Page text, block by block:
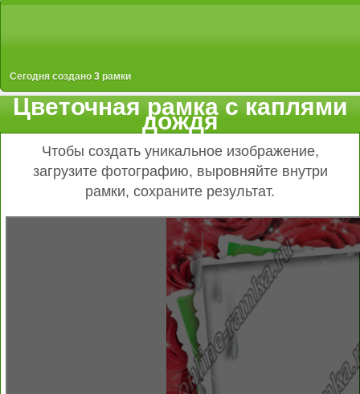
Сегодня создано 3 рамки
Цветочная рамка с каплями
дождя
Чтобы создать уникальное изображение,
загрузите фотографию, выровняйте внутри
рамки, сохраните результат.